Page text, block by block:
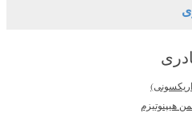
هیپنوتیزم